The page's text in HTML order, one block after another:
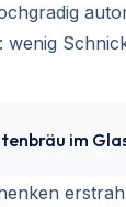
wenig
im